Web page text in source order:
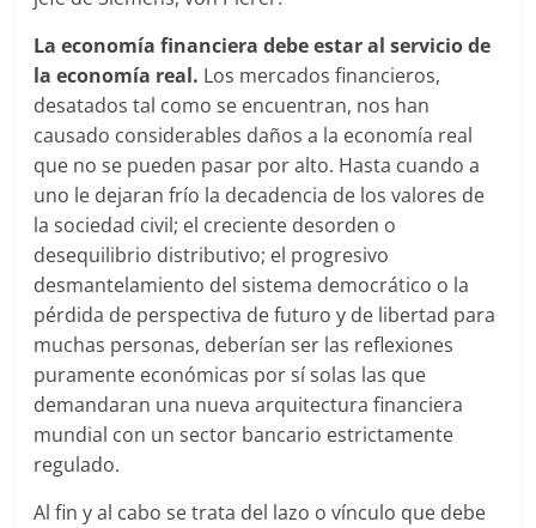
La economía financiera debe estar al servicio de
la economía real. Los mercados financieros,
desatados tal como se encuentran, nos han
causado considerables daños a la economía real
que no se pueden pasar por alto. Hasta cuando a
uno le dejaran frío la decadencia de los valores de
la sociedad civil; el creciente desorden o
desequilibrio distributivo; el progresivo
desmantelamiento del sistema democrático o la
pérdida de perspectiva de futuro y de libertad para
muchas personas, deberían ser las reflexiones
puramente económicas por sí solas las que
demandaran una nueva arquitectura financiera
mundial con un sector bancario estrictamente
regulado.
Al fin y al cabo se trata del lazo o vínculo que debe